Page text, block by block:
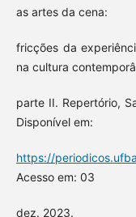
as artes da cena:
fricções da
na cultura
parte II. Repertório,
Disponível em:
https://
Acesso em: 03
dez. 2023.